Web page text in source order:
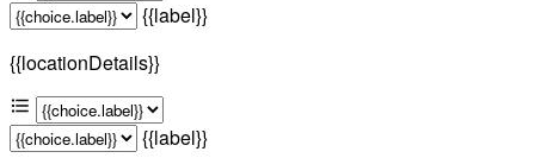
{{label}}
{{locationDetails}}
{{label}}